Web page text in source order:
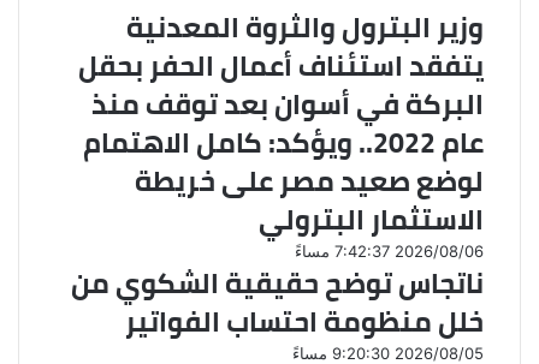
وزير البترول والثروة المعدنية
يتفقد استئناف أعمال الحفر بحقل
البركة في أسوان بعد توقف منذ
عام 2022.. ويؤكد: كامل الاهتمام
لوضع صعيد مصر على خريطة
الاستثمار البترولي
2026/08/06 7:42:37 مساءً
ناتجاس توضح حقيقية الشكوي من
خلل منظومة احتساب الفواتير
2026/08/05 9:20:30 مساءً